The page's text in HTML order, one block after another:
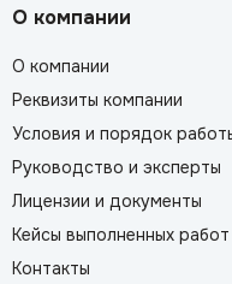
О компании
О компании
Реквизиты компании
Условия и порядок
Руководство и эксперты
Лицензии и документы
Кейсы выполненных работ
Контакты